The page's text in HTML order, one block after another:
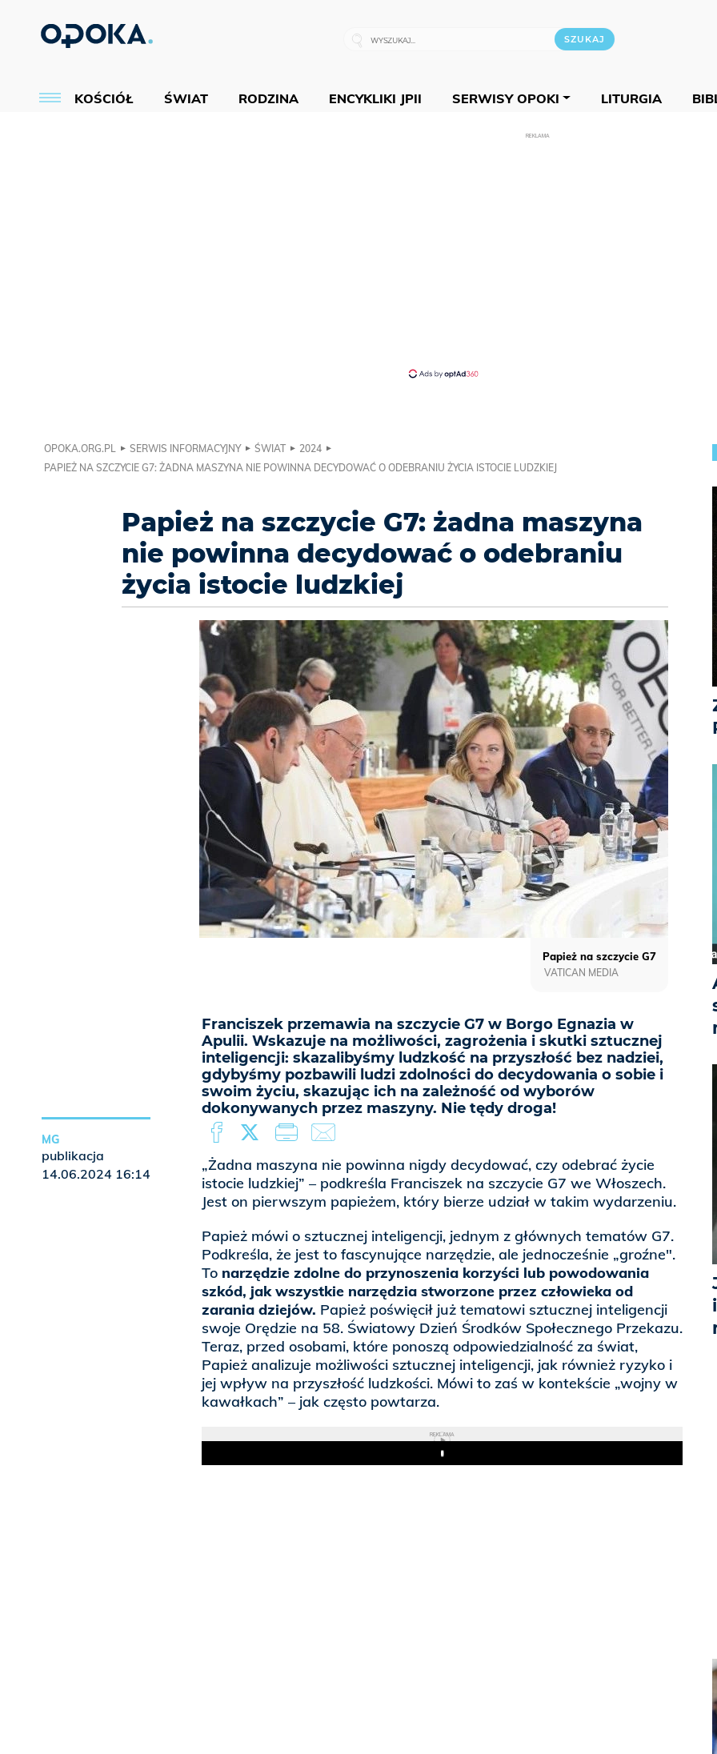
KOŚCIÓŁ ŚWIAT RODZINA ENCYKLIKI JPII SERWISY OPOKI LITURGIA
REKLAMA
OPOKA.ORG.PL SERWIS INFORMACYJNY ŚWIAT
2024
PAPIEŻ NA SZCZYCIE G7: ŻADNA MASZYNA NIE POWINNA DECYDOWAĆ O ODEBRANIU ŻYCIA ISTOCIE LUDZKIEJ
Papież na szczycie G7: żadna maszyna
nie powinna decydować o odebraniu
życia istocie ludzkiej
Franciszek przemawia na szczycie G7 w Borgo Egnazia w
Apulii. Wskazuje na możliwości, zagrożenia i skutki sztucznej
inteligencji: skazalibyśmy ludzkość na przyszłość bez nadziei,
gdybyśmy pozbawili ludzi zdolności do decydowania o sobie i
swoim życiu, skazując ich na zależność od wyborów
dokonywanych przez maszyny. Nie tędy droga!
Papież na szczycie G7
VATICAN MEDIA
„Żadna maszyna nie powinna nigdy decydować, czy odebrać życie
istocie ludzkiej” – podkreśla Franciszek na szczycie G7 we Włoszech.
Jest on pierwszym papieżem, który bierze udział w takim wydarzeniu.
Papież mówi o sztucznej inteligencji, jednym z głównych tematów G7.
Podkreśla, że jest to fascynujące narzędzie, ale jednocześnie „groźne".
To narzędzie zdolne do przynoszenia korzyści lub powodowania
szkód, jak wszystkie narzędzia stworzone przez człowieka od
zarania dziejów. Papież poświęcił już tematowi sztucznej inteligencji
swoje Orędzie na 58. Światowy Dzień Środków Społecznego Przekazu.
Teraz, przed osobami, które ponoszą odpowiedzialność za świat,
Papież analizuje możliwości sztucznej inteligencji, jak również ryzyko i
jej wpływ na przyszłość ludzkości. Mówi to zaś w kontekście „wojny w
kawałkach” – jak często powtarza.
REKLAMA
Play
MG
publikacja
14.06.2024 16:14